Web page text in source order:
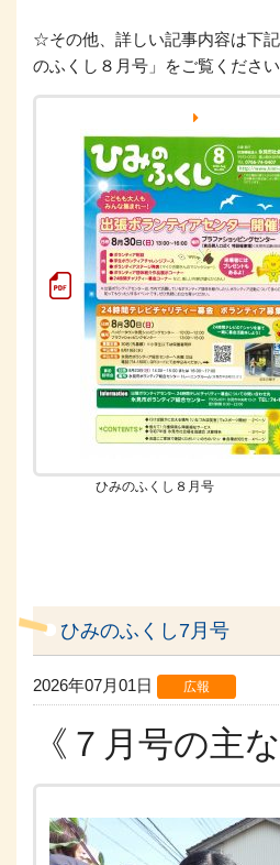
☆その他、詳しい記事内容は下
のふくし８月号」をご覧ください
ひみのふくし８月号
ひみのふくし7月号
2026年07月01日 広報
《７月号の主